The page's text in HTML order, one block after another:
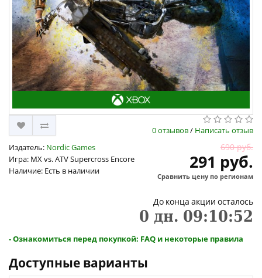
0 отзывов/ Написать отзыв
Издатель: Nordic Games
Игра: MX vs. ATV Supercross Encore
Наличие: Есть в наличии
690 руб.
291 руб.
Сравнить цену по регионам
До конца акции осталось
0 дн. 09:10:52
- Ознакомиться перед покупкой: FAQ и некоторые правила
Доступные варианты